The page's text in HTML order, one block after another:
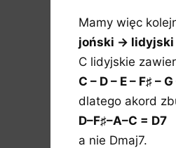
Mamy więc
joński →
C lidyjskie
C – D – E – F♯ –
dlatego akord
D–F♯–A–C = D7
a nie Dmaj7.